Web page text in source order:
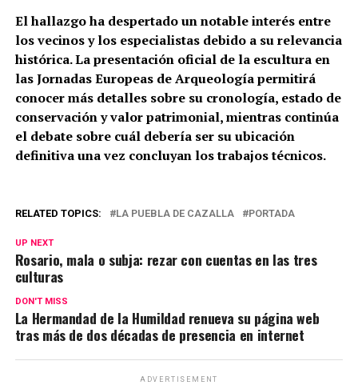
El hallazgo ha despertado un notable interés entre
los vecinos y los especialistas debido a su relevancia
histórica. La presentación oficial de la escultura en
las Jornadas Europeas de Arqueología permitirá
conocer más detalles sobre su cronología, estado de
conservación y valor patrimonial, mientras continúa
el debate sobre cuál debería ser su ubicación
definitiva una vez concluyan los trabajos técnicos.
RELATED TOPICS: LA PUEBLA DE CAZALLA PORTADA
UP NEXT
Rosario, mala o subja: rezar con cuentas en las tres
culturas
DON'T MISS
La Hermandad de la Humildad renueva su página web
tras más de dos décadas de presencia en internet
ADVERTISEMENT